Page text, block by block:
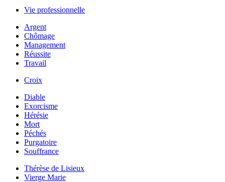
Vie professionnelle
Argent
Chômage
Management
Réussite
Travail
Croix
Diable
Exorcisme
Hérésie
Mort
Péchés
Purgatoire
Souffrance
Thérèse de Lisieux
Vierge Marie